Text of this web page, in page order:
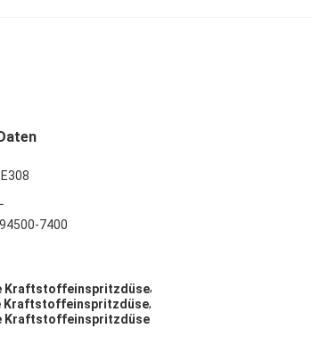
E308
7400
Kraftstoffeinspritzdüse,
Kraftstoffeinspritzdüse,
Kraftstoffeinspritzdüse